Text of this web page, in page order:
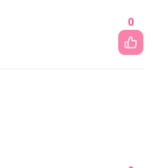
0